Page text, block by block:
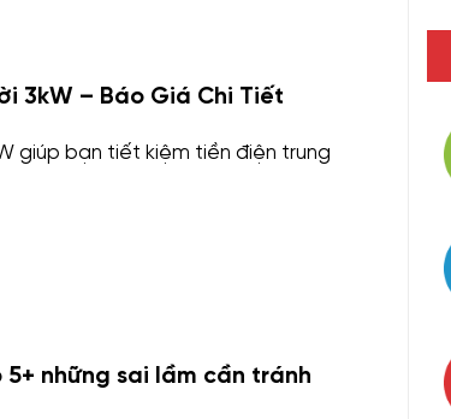
3kW – Báo Giá Chi Tiết
giúp bạn tiết kiệm tiền điện trung
những sai lầm cần tránh